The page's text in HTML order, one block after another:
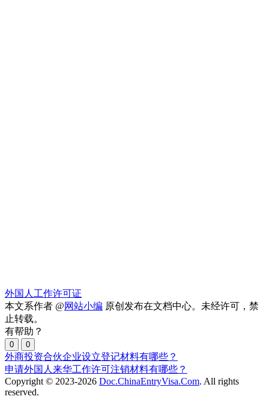
外国人工作许可证
本文系作者 @网站小编 原创发布在文档中心。未经许可，禁
止转载。
有帮助？
0 0
外商投资合伙企业设立登记材料有哪些？
申请外国人来华工作许可注销材料有哪些？
Copyright © 2023-2026 Doc.ChinaEntryVisa.Com. All rights
reserved.